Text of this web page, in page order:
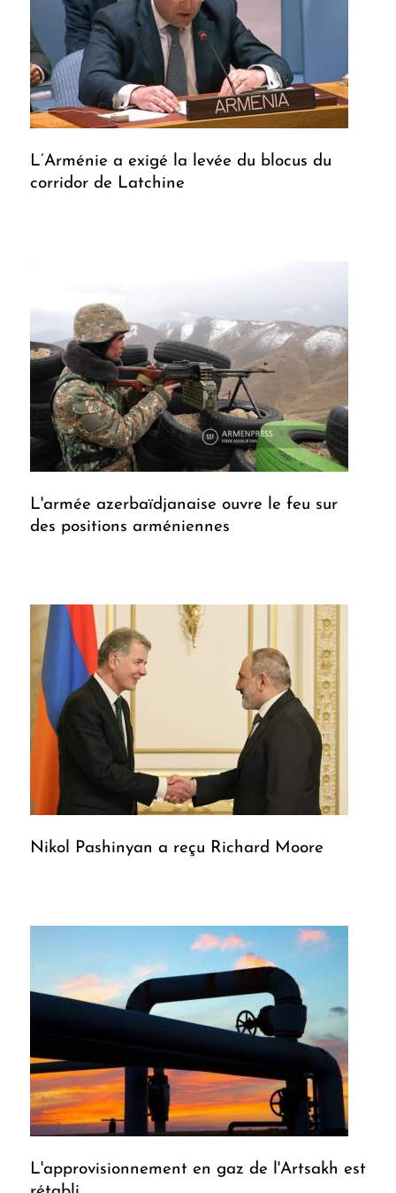
L’Arménie a exigé la levée du blocus du
corridor de Latchine
L'armée azerbaïdjanaise ouvre le feu sur
des positions arméniennes
Nikol Pashinyan a reçu Richard Moore
L'approvisionnement en gaz de l'Artsakh est